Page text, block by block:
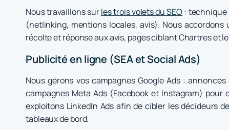
Nous travaillons surles trois volets du SEO : technique
(netlinking, mentions locales, avis). Nous
récolte et réponse aux avis, pages ciblant Chartres et
Publicité en ligne (SEA et Social Ads)
Nous gérons vos campagnes Google Ads :
campagnes Meta Ads (Facebook et Instagram)
exploitons LinkedIn Ads afin de cibler les décideurs
tableaux de bord.